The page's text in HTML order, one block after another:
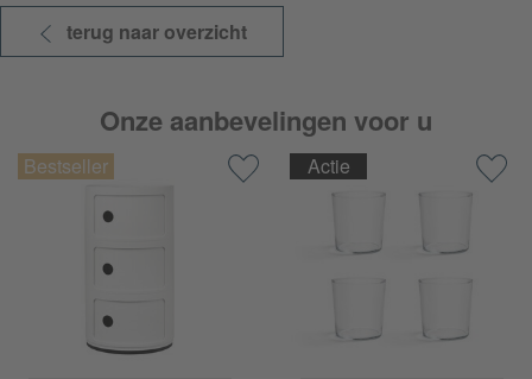
terug naar overzicht
Onze aanbevelingen voor u
Actie